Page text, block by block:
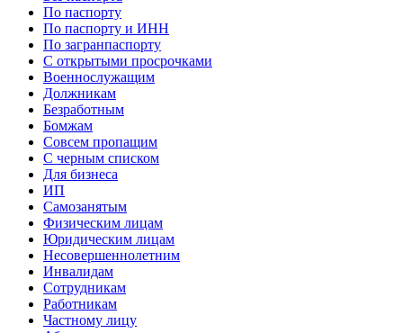
По паспорту
По паспорту и ИНН
По загранпаспорту
С открытыми просрочками
Военнослужащим
Должникам
Безработным
Бомжам
Совсем пропащим
С черным списком
Для бизнеса
ИП
Самозанятым
Физическим лицам
Юридическим лицам
Несовершеннолетним
Инвалидам
Сотрудникам
Работникам
Частному лицу